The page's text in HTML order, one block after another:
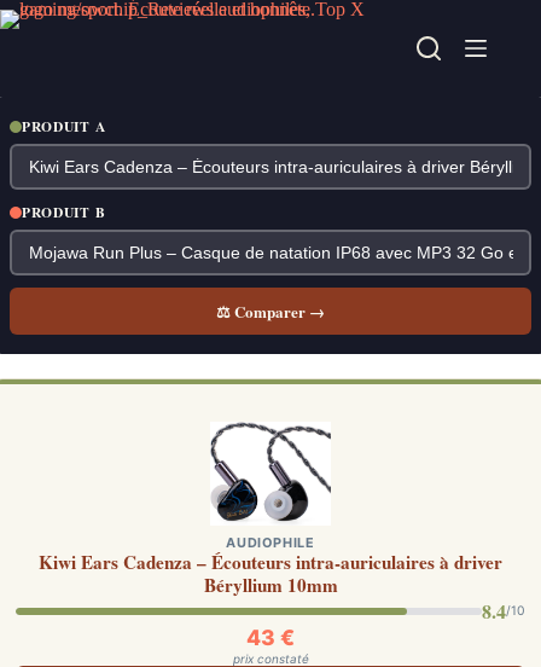
Passer
au
PRODUIT A
PRODUIT B
⚖ Comparer →
AUDIOPHILE
Kiwi Ears Cadenza – Écouteurs intra-auriculaires à driver
Béryllium 10mm
8.4/10
43 €
prix constaté